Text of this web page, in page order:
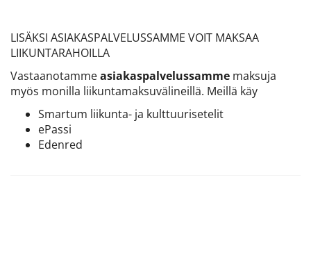
LISÄKSI ASIAKASPALVELUSSAMME VOIT MAKSAA
LIIKUNTARAHOILLA
Vastaanotammeasiakaspalvelussamme maksuja
myös monilla liikuntamaksuvälineillä. Meillä käy
Smartum liikunta- ja kulttuurisetelit
ePassi
Edenred